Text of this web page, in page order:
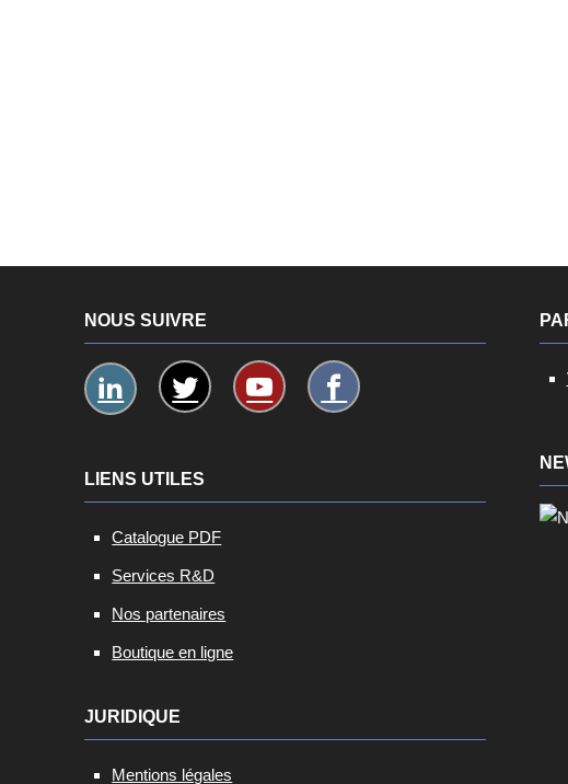
NOUS SUIVRE
LIENS UTILES
Catalogue PDF
Services R&D
Nos partenaires
Boutique en ligne
JURIDIQUE
Mentions légales